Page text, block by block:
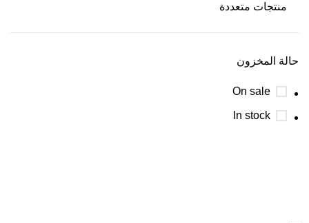
منتجات متعددة
حالة المخزون
On sale
In stock